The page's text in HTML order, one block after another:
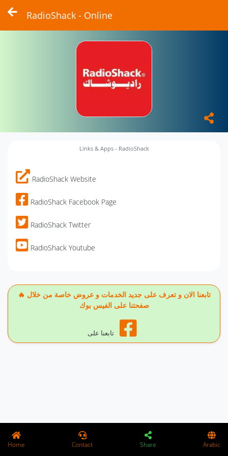
RadioShack - Online
Links & Apps - RadioShack
RadioShack Website
RadioShack Facebook Page
RadioShack Twitter
RadioShack Youtube
🔥 تابعنا الان و تعرف على جديد الخدمات و عروض خاصة من خلال
صفحتنا على الفيس بوك
تابعنا على
Home Contact Share Arabic